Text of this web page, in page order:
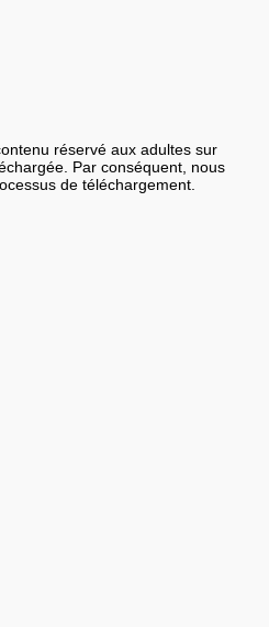
réservé aux adultes sur
Par conséquent, nous
de téléchargement.